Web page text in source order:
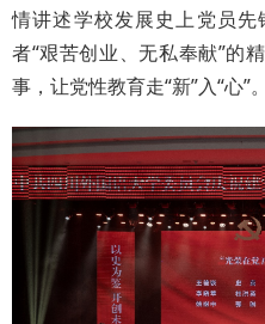
情讲述学校发展史上党员
者“艰苦创业、无私奉献”的
事，让党性教育走“新”入“心”。